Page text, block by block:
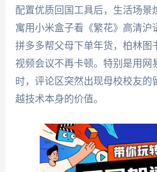
配置优质回国工具后，生活场景
寓用小米盒子看《繁花》高清沪
拼多多帮父母下单年货，柏林图
视频会议不再卡顿。特别是用网
时，评论区突然出现母校校友
越技术本身的价值。